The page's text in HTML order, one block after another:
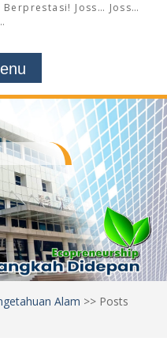
Joss… Joss…
Alam >> Posts